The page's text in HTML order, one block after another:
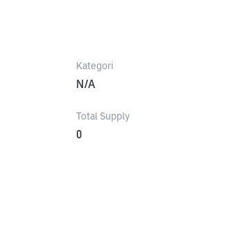
Kategori
N/A
Total Supply
0